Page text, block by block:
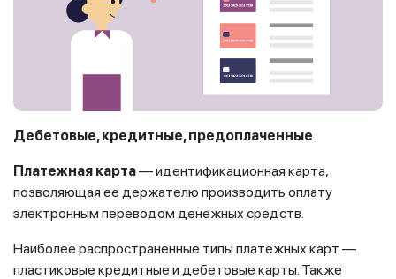
Дебетовые, кредитные, предоплаченные
Платежная карта— идентификационная карта,
позволяющая ее держателю производить оплату
электронным переводом денежных средств.
Наиболее распространенные типы платежных карт —
пластиковые кредитные и дебетовые карты. Также